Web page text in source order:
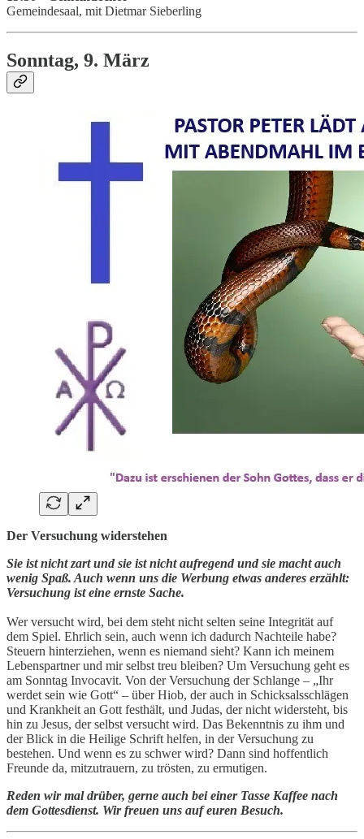
Gemeindesaal, mit Dietmar Sieberling
Sonntag, 9. März
Der Versuchung widerstehen
Sie ist nicht zart und sie ist nicht aufregend und sie macht auch
wenig Spaß. Auch wenn uns die Werbung etwas anderes erzählt:
Versuchung ist eine ernste Sache.
Wer versucht wird, bei dem steht nicht selten seine Integrität auf
dem Spiel. Ehrlich sein, auch wenn ich dadurch Nachteile habe?
Steuern hinterziehen, wenn es niemand sieht? Kann ich meinem
Lebenspartner und mir selbst treu bleiben? Um Versuchung geht es
am Sonntag Invocavit. Von der Versuchung der Schlange – „Ihr
werdet sein wie Gott“ – über Hiob, der auch in Schicksalsschlägen
und Krankheit an Gott festhält, und Judas, der nicht widersteht, bis
hin zu Jesus, der selbst versucht wird. Das Bekenntnis zu ihm und
der Blick in die Heilige Schrift helfen, in der Versuchung zu
bestehen. Und wenn es zu schwer wird? Dann sind hoffentlich
Freunde da, mitzutrauern, zu trösten, zu ermutigen.
Reden wir mal drüber, gerne auch bei einer Tasse Kaffee nach
dem Gottesdienst. Wir freuen uns auf euren Besuch.